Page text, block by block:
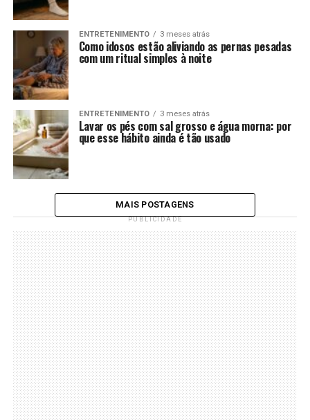
ENTRETENIMENTO 3 meses atrás
Como idosos estão aliviando as pernas pesadas
com um ritual simples à noite
ENTRETENIMENTO 3 meses atrás
Lavar os pés com sal grosso e água morna: por
que esse hábito ainda é tão usado
MAIS POSTAGENS
PUBLICIDADE